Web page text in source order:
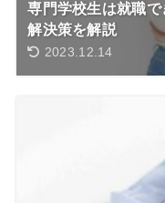
専門学校生は就職
解決策を解説
2023.12.14